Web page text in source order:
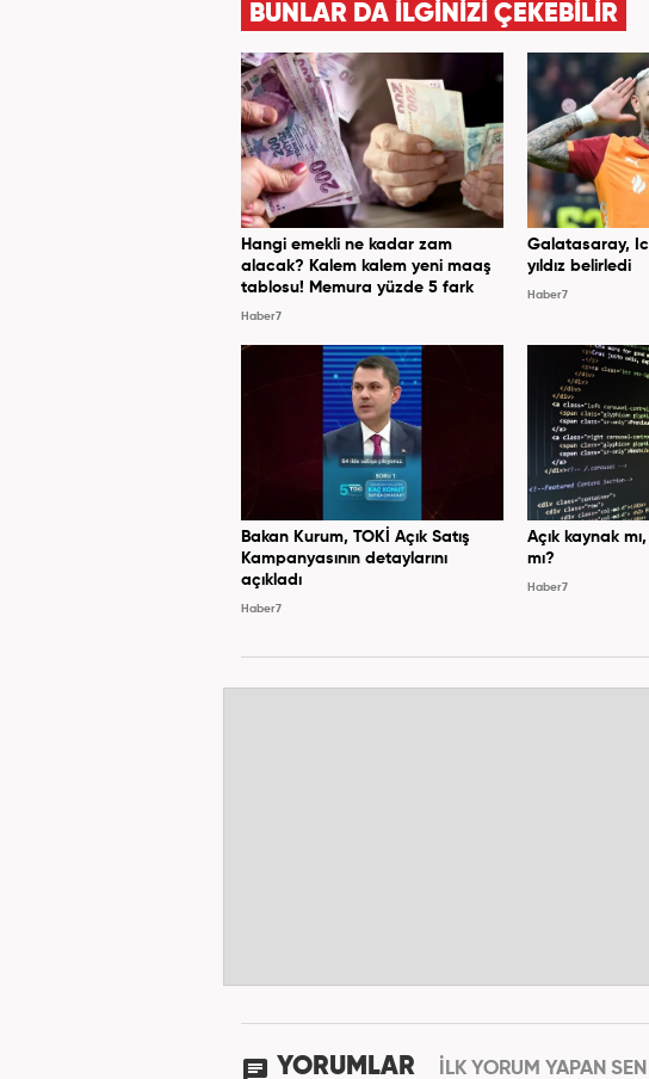
BUNLAR DA İLGİNİZİ ÇEKEBİLİR
Hangi emekli ne kadar zam
alacak? Kalem kalem yeni maaş
tablosu! Memura yüzde 5 fark
Haber7
Galatasaray,
yıldız belirledi
Haber7
Bakan Kurum, TOKİ Açık Satış
Kampanyasının detaylarını
açıkladı
Haber7
Açık kaynak
mı?
Haber7
YORUMLAR İLK YORUM YAPAN